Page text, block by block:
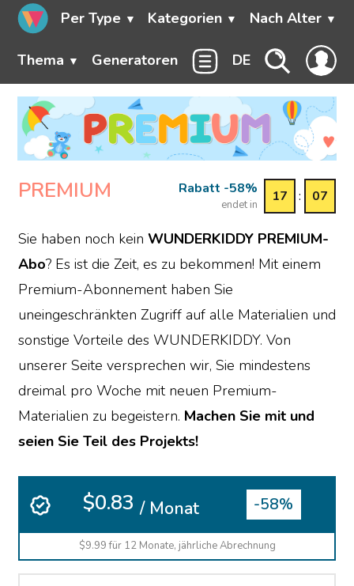
Per Type Kategorien Nach Alter
Thema Generatoren DE
PREMIUM Rabatt -58%
endet in
17 : 07
Sie haben noch kein WUNDERKIDDY PREMIUM-
Abo? Es ist die Zeit, es zu bekommen! Mit einem
Premium-Abonnement haben Sie
uneingeschränkten Zugriff auf alle Materialien und
sonstige Vorteile des WUNDERKIDDY. Von
unserer Seite versprechen wir, Sie mindestens
dreimal pro Woche mit neuen Premium-
Materialien zu begeistern. Machen Sie mit und
seien Sie Teil des Projekts!
$0.83 / Monat -58%
$9.99 für 12 Monate, jährliche Abrechnung